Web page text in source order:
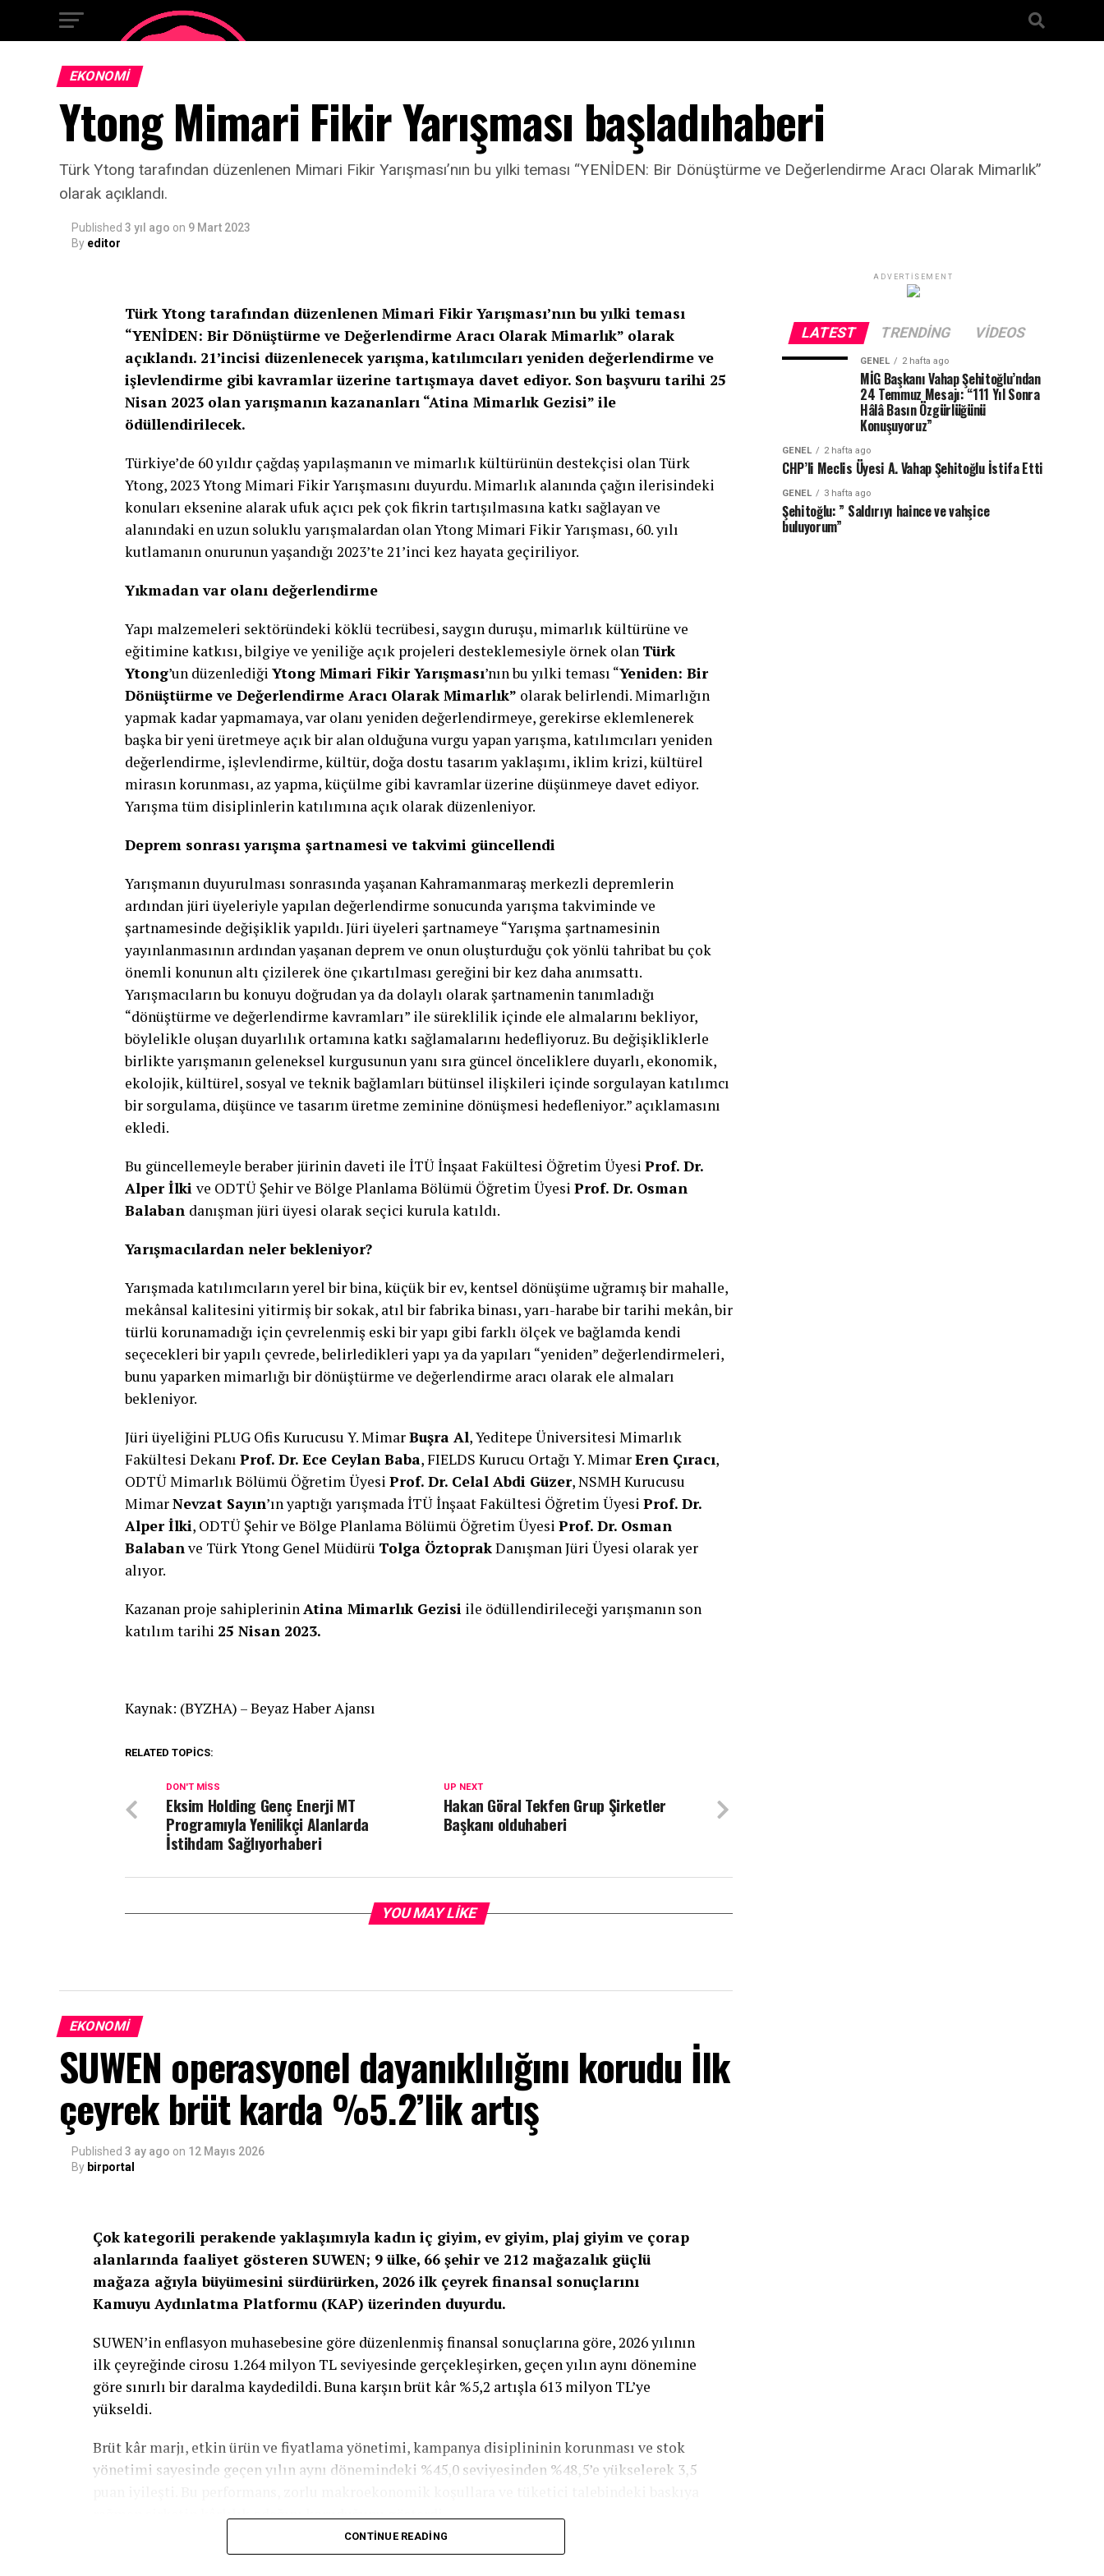
EKONOMI
Ytong Mimari Fikir Yarışması başladıhaberi
Türk Ytong tarafından düzenlenen Mimari Fikir Yarışması’nın bu yılki teması “YENİDEN: Bir Dönüştürme ve Değerlendirme Aracı Olarak Mimarlık”
olarak açıklandı.
Published 3 yıl ago on 9 Mart 2023
By editor
Türk Ytong tarafından düzenlenen Mimari Fikir Yarışması’nın bu yılki teması
“YENİDEN: Bir Dönüştürme ve Değerlendirme Aracı Olarak Mimarlık” olarak
açıklandı. 21’incisi düzenlenecek yarışma, katılımcıları yeniden değerlendirme ve
işlevlendirme gibi kavramlar üzerine tartışmaya davet ediyor. Son başvuru tarihi 25
Nisan 2023 olan yarışmanın kazananları “Atina Mimarlık Gezisi” ile
ödüllendirilecek.
Türkiye’de 60 yıldır çağdaş yapılaşmanın ve mimarlık kültürünün destekçisi olan Türk
Ytong, 2023 Ytong Mimari Fikir Yarışmasını duyurdu. Mimarlık alanında çağın ilerisindeki
konuları eksenine alarak ufuk açıcı pek çok fikrin tartışılmasına katkı sağlayan ve
alanındaki en uzun soluklu yarışmalardan olan Ytong Mimari Fikir Yarışması, 60. yılı
kutlamanın onurunun yaşandığı 2023’te 21’inci kez hayata geçiriliyor.
Yıkmadan var olanı değerlendirme
Yapı malzemeleri sektöründeki köklü tecrübesi, saygın duruşu, mimarlık kültürüne ve
eğitimine katkısı, bilgiye ve yeniliğe açık projeleri desteklemesiyle örnek olan Türk
Ytong’un düzenlediği Ytong Mimari Fikir Yarışması’nın bu yılki teması “Yeniden: Bir
Dönüştürme ve Değerlendirme Aracı Olarak Mimarlık” olarak belirlendi. Mimarlığın
yapmak kadar yapmamaya, var olanı yeniden değerlendirmeye, gerekirse eklemlenerek
başka bir yeni üretmeye açık bir alan olduğuna vurgu yapan yarışma, katılımcıları yeniden
değerlendirme, işlevlendirme, kültür, doğa dostu tasarım yaklaşımı, iklim krizi, kültürel
mirasın korunması, az yapma, küçülme gibi kavramlar üzerine düşünmeye davet ediyor.
Yarışma tüm disiplinlerin katılımına açık olarak düzenleniyor.
Deprem sonrası yarışma şartnamesi ve takvimi güncellendi
Yarışmanın duyurulması sonrasında yaşanan Kahramanmaraş merkezli depremlerin
ardından jüri üyeleriyle yapılan değerlendirme sonucunda yarışma takviminde ve
şartnamesinde değişiklik yapıldı. Jüri üyeleri şartnameye “Yarışma şartnamesinin
yayınlanmasının ardından yaşanan deprem ve onun oluşturduğu çok yönlü tahribat bu çok
önemli konunun altı çizilerek öne çıkartılması gereğini bir kez daha anımsattı.
Yarışmacıların bu konuyu doğrudan ya da dolaylı olarak şartnamenin tanımladığı
“dönüştürme ve değerlendirme kavramları” ile süreklilik içinde ele almalarını bekliyor,
böylelikle oluşan duyarlılık ortamına katkı sağlamalarını hedefliyoruz. Bu değişikliklerle
birlikte yarışmanın geleneksel kurgusunun yanı sıra güncel önceliklere duyarlı, ekonomik,
ekolojik, kültürel, sosyal ve teknik bağlamları bütünsel ilişkileri içinde sorgulayan katılımcı
bir sorgulama, düşünce ve tasarım üretme zeminine dönüşmesi hedefleniyor.” açıklamasını
ekledi.
Bu güncellemeyle beraber jürinin daveti ile İTÜ İnşaat Fakültesi Öğretim Üyesi Prof. Dr.
Alper İlki ve ODTÜ Şehir ve Bölge Planlama Bölümü Öğretim Üyesi Prof. Dr. Osman
Balaban danışman jüri üyesi olarak seçici kurula katıldı.
Yarışmacılardan neler bekleniyor?
Yarışmada katılımcıların yerel bir bina, küçük bir ev, kentsel dönüşüme uğramış bir mahalle,
mekânsal kalitesini yitirmiş bir sokak, atıl bir fabrika binası, yarı-harabe bir tarihi mekân, bir
türlü korunamadığı için çevrelenmiş eski bir yapı gibi farklı ölçek ve bağlamda kendi
seçecekleri bir yapılı çevrede, belirledikleri yapı ya da yapıları “yeniden” değerlendirmeleri,
bunu yaparken mimarlığı bir dönüştürme ve değerlendirme aracı olarak ele almaları
bekleniyor.
Jüri üyeliğini PLUG Ofis Kurucusu Y. MimarBuşra Al, Yeditepe Üniversitesi Mimarlık
Fakültesi Dekanı Prof. Dr. Ece Ceylan Baba, FIELDS Kurucu Ortağı Y. MimarEren Çıracı,
ODTÜ Mimarlık Bölümü Öğretim Üyesi Prof. Dr. Celal Abdi Güzer, NSMH Kurucusu
MimarNevzat Sayın’ın yaptığı yarışmada İTÜ İnşaat Fakültesi Öğretim Üyesi Prof. Dr.
Alper İlki, ODTÜ Şehir ve Bölge Planlama Bölümü Öğretim Üyesi Prof. Dr. Osman
Balabanve Türk Ytong Genel Müdürü Tolga ÖztoprakDanışman Jüri Üyesi olarak yer
alıyor.
Kazanan proje sahiplerininAtina Mimarlık Gezisi ile ödüllendirileceği yarışmanın son
katılım tarihi 25 Nisan 2023.
Kaynak: (BYZHA) – Beyaz Haber Ajansı
RELATED TOPICS:
UP NEXT
Hakan Göral Tekfen Grup Şirketler
Başkanı olduhaberi
DON'T MISS
Eksim Holding Genç Enerji MT
Programıyla Yenilikçi Alanlarda
İstihdam Sağlıyorhaberi
YOU MAY LIKE
EKONOMI
SUWEN operasyonel dayanıklılığını korudu İlk
çeyrek brüt karda %5.2’lik artış
Published 3 ay ago on 12 Mayıs 2026
By birportal
Çok kategorili perakende yaklaşımıyla kadın iç giyim, ev giyim, plaj giyim ve çorap
alanlarında faaliyet gösteren SUWEN; 9 ülke, 66 şehir ve 212 mağazalık güçlü
mağaza ağıyla büyümesini sürdürürken, 2026 ilk çeyrek finansal sonuçlarını
Kamuyu Aydınlatma Platformu (KAP) üzerinden duyurdu.
SUWEN’in enflasyon muhasebesine göre düzenlenmiş finansal sonuçlarına göre, 2026 yılının
ilk çeyreğinde cirosu 1.264 milyon TL seviyesinde gerçekleşirken, geçen yılın aynı dönemine
göre sınırlı bir daralma kaydedildi. Buna karşın brüt kâr %5,2 artışla 613 milyon TL’ye
yükseldi.
Brüt kâr marjı, etkin ürün ve fiyatlama yönetimi, kampanya disiplininin korunması ve stok
yönetimi sayesinde geçen yılın aynı dönemindeki %45,0 seviyesinden %48,5’e yükselerek 3,5
rağmen şirketin kârlılık odağını koruduğunu gösterdi.
SUWEN’in 2026 yılının ilk çeyreğinde faiz, amortisman ve vergi öncesi karı (FAVÖK) 84
CONTINUE READING
ADVERTISEMENT
LATEST TRENDING VIDEOS
GENEL 2 hafta ago
MİG Başkanı Vahap Şehitoğlu’ndan
24 Temmuz Mesajı: “111 Yıl Sonra
Hâlâ Basın Özgürlüğünü
Konuşuyoruz”
GENEL 2 hafta ago
CHP’li Meclis Üyesi A. Vahap Şehitoğlu İstifa Etti
GENEL 3 hafta ago
Şehitoğlu: ” Saldırıyı haince ve vahşice
buluyorum”